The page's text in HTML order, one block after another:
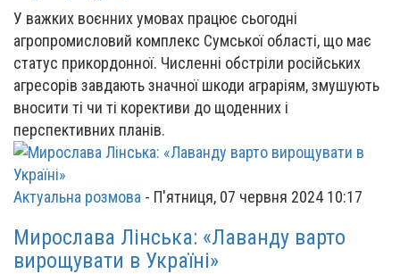
У важких воєнних умовах працює сьогодні
агропромисловий комплекс Сумської області, що має
статус прикордонної. Численні обстріли російських
агресорів завдають значної шкоди аграріям, змушують
вносити ті чи ті корективи до щоденних і
перспективних планів.
Актуальна розмова - П'ятниця, 07 червня 2024 10:17
Мирослава Лінська: «Лаванду варто
вирощувати в Україні»